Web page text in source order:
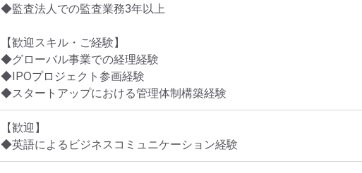
◆監査法人での監査業務3年以上
【歓迎スキル・ご経験】
◆グローバル事業での経理経験
◆IPOプロジェクト参画経験
【歓迎】
◆英語によるビジネスコミュニケーション経験